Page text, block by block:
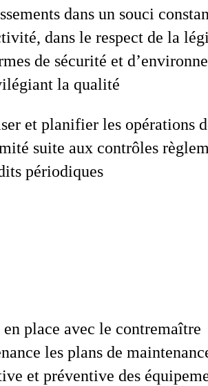
dans un souci
dans le respect de la
de sécurité et
la qualité
et planifier les opérations
suite aux contrôles
périodiques
place avec le contremaître
les plans de
et préventive des